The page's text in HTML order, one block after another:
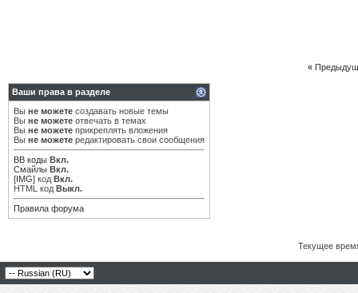
«
Ваши права в разделе
Вы не можете создавать новые темы
Вы не можете отвечать в темах
Вы не можете прикреплять вложения
Вы не можете редактировать свои сообщения
BB коды Вкл.
Смайлы Вкл.
[IMG] код Вкл.
HTML код Выкл.
Правила форума
Текущее